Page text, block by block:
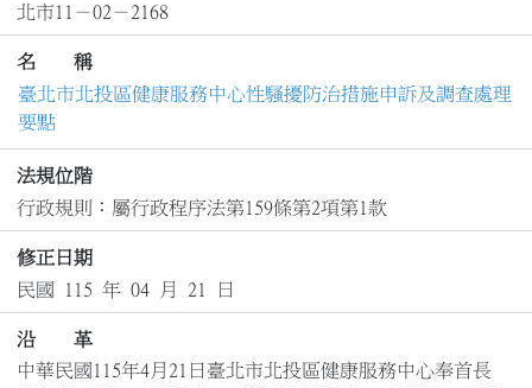
北市11－02－2168
名 稱
臺北市北投區健康服務中心性騷擾防治措施申訴及調查處理
要點
法規位階
行政規則：屬行政程序法第159條第2項第1款
修正日期
民國 115 年 04 月 21 日
沿 革
中華民國115年4月21日臺北市北投區健康服務中心奉首長